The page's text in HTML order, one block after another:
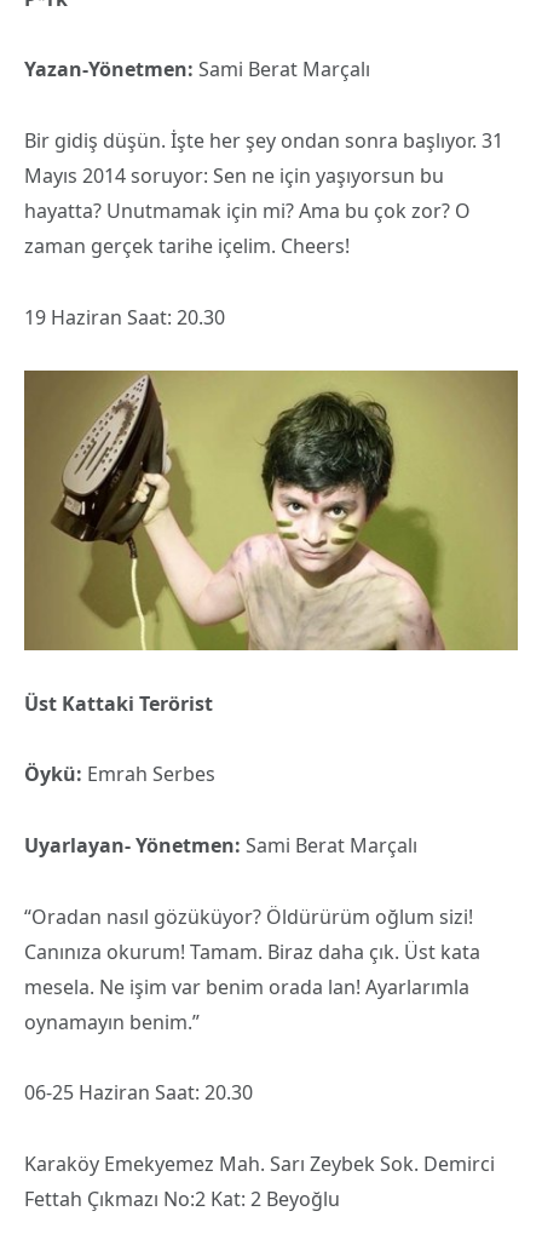
Yazan-Yönetmen: Sami Berat Marçalı
Bir gidiş düşün. İşte her şey ondan sonra başlıyor. 31
Mayıs 2014 soruyor: Sen ne için yaşıyorsun bu
hayatta? Unutmamak için mi? Ama bu çok zor? O
zaman gerçek tarihe içelim. Cheers!
19 Haziran Saat: 20.30
Üst Kattaki Terörist
Öykü: Emrah Serbes
Uyarlayan- Yönetmen: Sami Berat Marçalı
“Oradan nasıl gözüküyor? Öldürürüm oğlum sizi!
Canınıza okurum! Tamam. Biraz daha çık. Üst kata
mesela. Ne işim var benim orada lan! Ayarlarımla
oynamayın benim.”
06-25 Haziran Saat: 20.30
Karaköy Emekyemez Mah. Sarı Zeybek Sok. Demirci
Fettah Çıkmazı No:2 Kat: 2 Beyoğlu